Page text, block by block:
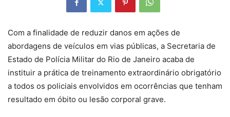
Com a finalidade de reduzir danos em ações de
abordagens de veículos em vias públicas, a Secretaria de
Estado de Polícia Militar do Rio de Janeiro acaba de
instituir a prática de treinamento extraordinário obrigatório
a todos os policiais envolvidos em ocorrências que tenham
resultado em óbito ou lesão corporal grave.